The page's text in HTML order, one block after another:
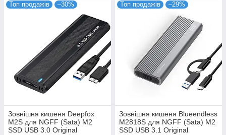
Топ продажів –30%
Зовнішня кишеня Deepfox
M2S для NGFF (Sata) M2
SSD USB 3.0 Original
Топ продажів –29%
Зовнішня кишеня Blueendless
M2818S для NGFF (Sata) M2
SSD USB 3.1 Original